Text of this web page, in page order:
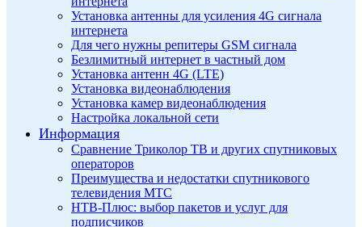
Установка антенны для усиления 4G сигнала
интернета
Для чего нужны репитеры GSM сигнала
Безлимитный интернет в частный дом
Установка антенн 4G (LTE)
Установка видеонаблюдения
Установка камер видеонаблюдения
Настройка локальной сети
Информация
Сравнение Триколор ТВ и других спутниковых
операторов
Преимущества и недостатки спутникового
телевидения МТС
НТВ-Плюс: выбор пакетов и услуг для
подписчиков